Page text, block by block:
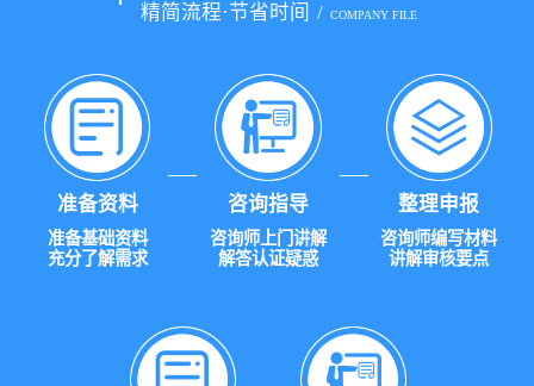
精简流程·节省时间 / COMPANY FILE
准备资料
准备基础资料
充分了解需求
咨询指导
咨询师上门讲解
解答认证疑惑
整理申报
咨询师编写材料
讲解审核要点